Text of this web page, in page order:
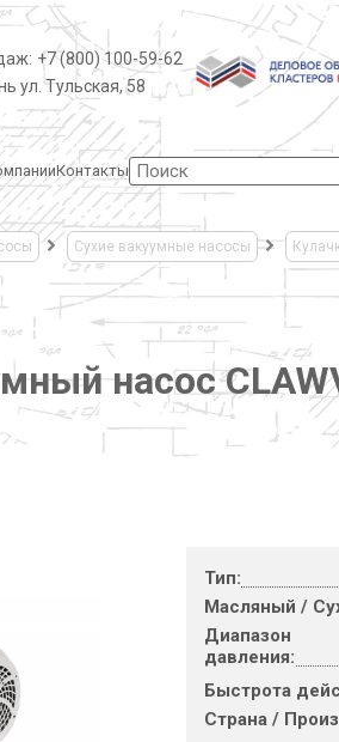
+7 (800) 100-59-62
ул. Тульская, 58
Контакты
Сухие вакуумные насосы
насос
Тип:
Масляный /
Диапазон
давления:
Быстрота
Страна /